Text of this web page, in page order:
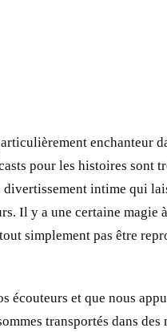
enchanteur
pour les histoires sont
intime qui
Il y a une certaine magie
simplement pas être
écouteurs et que nous
transportés dans des